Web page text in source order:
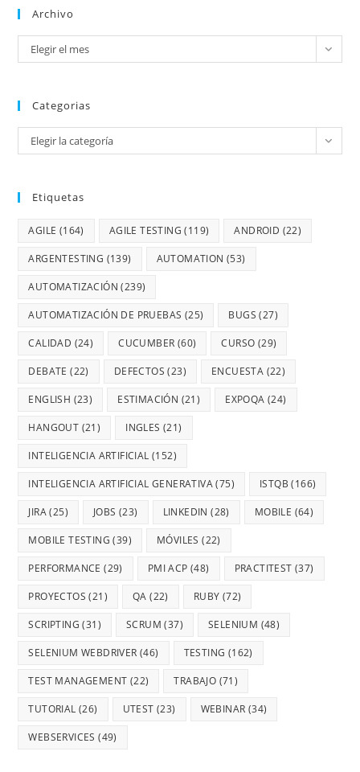
Archivo
Elegir el mes
Categorias
Elegir la categoría
Etiquetas
AGILE (164) AGILE TESTING (119) ANDROID (22)
ARGENTESTING (139) AUTOMATION (53)
AUTOMATIZACIÓN (239)
AUTOMATIZACIÓN DE PRUEBAS (25) BUGS (27)
CALIDAD (24) CUCUMBER (60) CURSO (29)
DEBATE (22) DEFECTOS (23) ENCUESTA (22)
ENGLISH (23) ESTIMACIÓN (21) EXPOQA (24)
HANGOUT (21) INGLES (21)
INTELIGENCIA ARTIFICIAL (152)
INTELIGENCIA ARTIFICIAL GENERATIVA(75) ISTQB (166)
JIRA(25) JOBS (23) LINKEDIN (28) MOBILE (64)
MOBILE TESTING (39) MÓVILES (22)
PERFORMANCE (29) PMI ACP (48) PRACTITEST (37)
PROYECTOS (21) QA (22) RUBY (72)
SCRIPTING (31) SCRUM (37) SELENIUM (48)
SELENIUM WEBDRIVER (46) TESTING (162)
TEST MANAGEMENT (22) TRABAJO (71)
TUTORIAL (26) UTEST (23) WEBINAR (34)
WEBSERVICES (49)